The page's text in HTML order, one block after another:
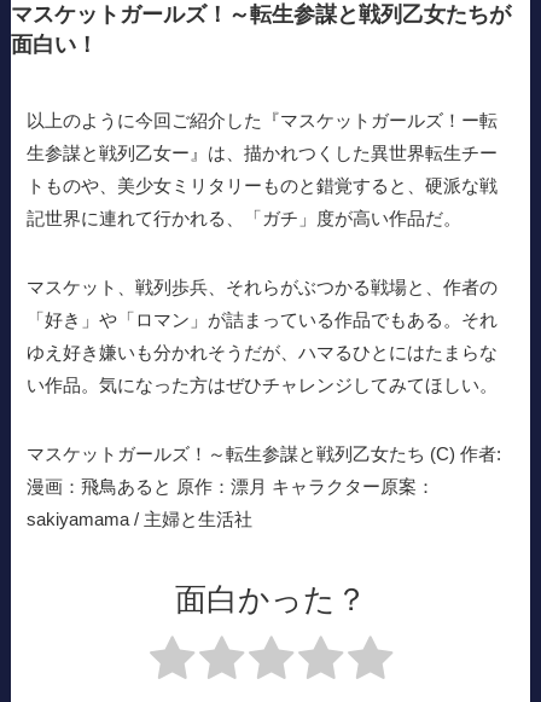
マスケットガールズ！～転生参謀と戦列乙女たちが
面白い！
以上のように今回ご紹介した『マスケットガールズ！ー転
生参謀と戦列乙女ー』は、描かれつくした異世界転生チー
トものや、美少女ミリタリーものと錯覚すると、硬派な戦
記世界に連れて行かれる、「ガチ」度が高い作品だ。
マスケット、戦列歩兵、それらがぶつかる戦場と、作者の
「好き」や「ロマン」が詰まっている作品でもある。それ
ゆえ好き嫌いも分かれそうだが、ハマるひとにはたまらな
い作品。気になった方はぜひチャレンジしてみてほしい。
マスケットガールズ！～転生参謀と戦列乙女たち (C) 作者:
漫画：飛鳥あると 原作：漂月 キャラクター原案：
sakiyamama / 主婦と生活社
面白かった？